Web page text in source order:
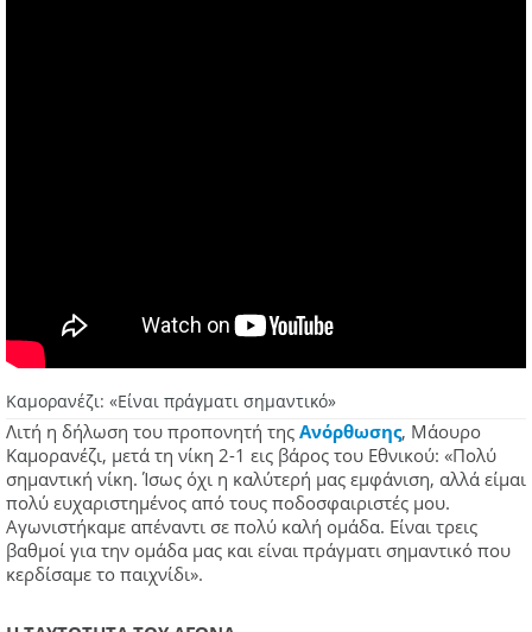
Καμορανέζι: «Είναι πράγματι σημαντικό»
Λιτή η δήλωση του προπονητή της Ανόρθωσης, Μάουρο
Καμορανέζι, μετά τη νίκη 2-1 εις βάρος του Εθνικού: «Πολύ
σημαντική νίκη. Ίσως όχι η καλύτερή μας εμφάνιση, αλλά είμαι
πολύ ευχαριστημένος από τους ποδοσφαιριστές μου.
Αγωνιστήκαμε απέναντι σε πολύ καλή ομάδα. Είναι τρεις
βαθμοί για την ομάδα μας και είναι πράγματι σημαντικό που
κερδίσαμε το παιχνίδι».